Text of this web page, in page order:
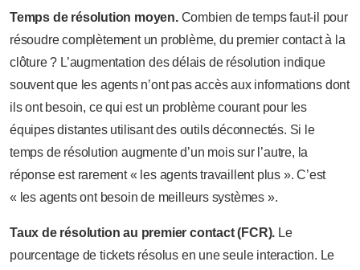
Temps de résolution moyen.Combien de temps faut-il pour
résoudre complètement un problème, du premier contact à la
clôture ? L’augmentation des délais de résolution indique
souvent que les agents n’ont pas accès aux informations dont
ils ont besoin, ce qui est un problème courant pour les
équipes distantes utilisant des outils déconnectés. Si le
temps de résolution augmente d’un mois sur l’autre, la
réponse est rarement « les agents travaillent plus ». C’est
« les agents ont besoin de meilleurs systèmes ».
Taux de résolution au premier contact (FCR). Le
pourcentage de tickets résolus en une seule interaction. Le